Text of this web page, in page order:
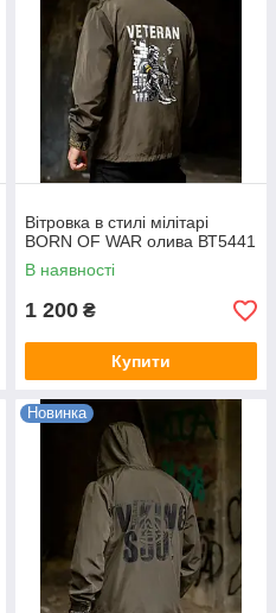
Вітровка в стилі мілітарі
BORN OF WAR олива ВТ5441
В наявності
1 200 ₴
Купити
Новинка